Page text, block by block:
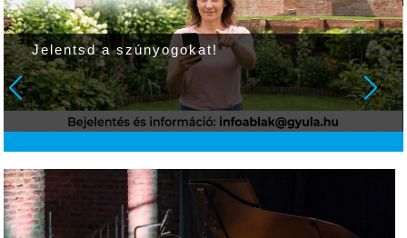
Jelentsd a szúnyogokat!